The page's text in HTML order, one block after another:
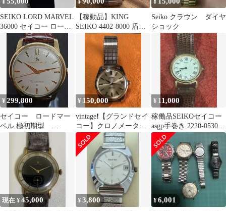
¥
SEIKO LORD MARVEL
36000 セイコー ロード
マーベル アラビア数字
リネン文字盤 23石 手巻
Ref.5740-8000 保証あり
#P65259
¥
【稼動品】KING
SEIKO 4402-8000 盾メ
ダリオン
¥
Seiko クラウン ダイヤ
ショック
¥299,800
セイコー ロードマー
ベル 極初期型
ref.14057 Sロード
¥ 150,000
vintage❗️【グランドセイ
コー】クロノメーター
機械式手巻き
¥ 11,000
稼働品SEIKOセイコー
asgp手巻き 2220-0530当
時物レトロ昭和
現在 ¥45,000 ¥3,800 ¥6,001